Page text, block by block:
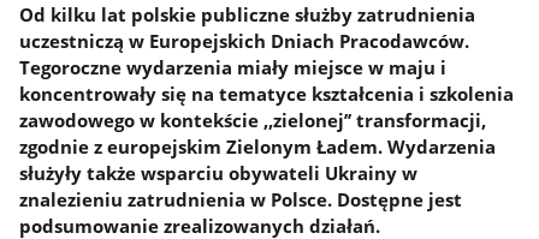
Od kilku lat polskie publiczne służby zatrudnienia
uczestniczą w Europejskich Dniach Pracodawców.
Tegoroczne wydarzenia miały miejsce w maju i
koncentrowały się na tematyce kształcenia i szkolenia
zawodowego w kontekście ,,zielonej’’ transformacji,
zgodnie z europejskim Zielonym Ładem. Wydarzenia
służyły także wsparciu obywateli Ukrainy w
znalezieniu zatrudnienia w Polsce. Dostępne jest
podsumowanie zrealizowanych działań.